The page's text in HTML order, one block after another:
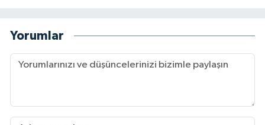
Yorumlar